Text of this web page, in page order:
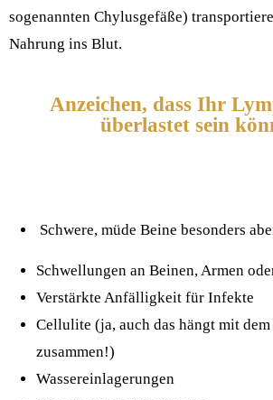
sogenannten Chylusgefäße)
Nahrung ins Blut.
Anzeichen, dass Ihr
überlastet sein
Schwere, müde Beine besonders
Schwellungen an Beinen, Armen
Verstärkte Anfälligkeit für Infekte
Cellulite (ja, auch das hängt mit
zusammen!)
Wassereinlagerungen